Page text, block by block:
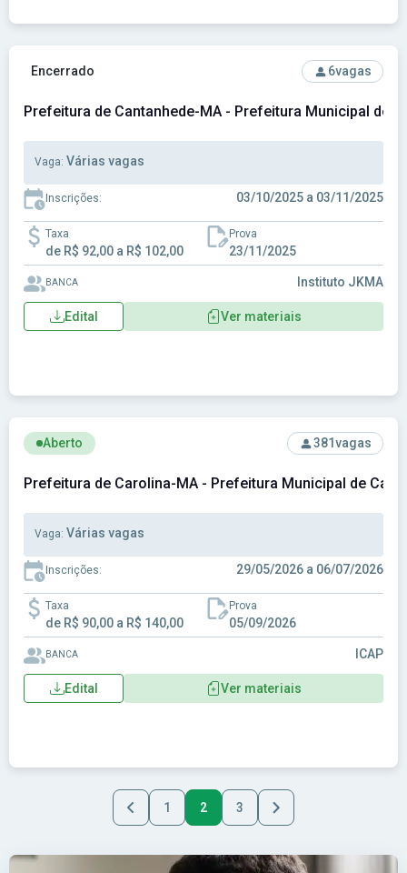
Ver concurso: Prefeitura de Cantanhede-MA - Prefeitura
Encerrado 6vagas
Prefeitura de Cantanhede-MA - Prefeitura Municipal de
Vaga: Várias vagas
Inscrições: 03/10/2025 a 03/11/2025
Taxa
de R$ 92,00 a R$ 102,00
Prova
23/11/2025
BANCA Instituto JKMA
Edital Ver materiais
Ver concurso: Prefeitura de Carolina-MA - Prefeitura
Aberto 381vagas
Prefeitura de Carolina-MA - Prefeitura Municipal de
Vaga: Várias vagas
Inscrições: 29/05/2026 a 06/07/2026
Taxa
de R$ 90,00 a R$ 140,00
Prova
05/09/2026
BANCA ICAP
Edital Ver materiais
1 2 3